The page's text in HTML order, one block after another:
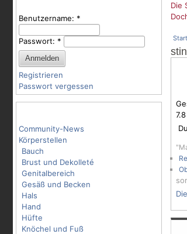
Benutzername: *
Passwort: *
Registrieren
Passwort vergessen
Community-News
Körperstellen
Bauch
Brust und Dekolleté
Genitalbereich
Gesäß und Becken
Hals
Hand
Hüfte
Knöchel und Fuß
Die
7.8